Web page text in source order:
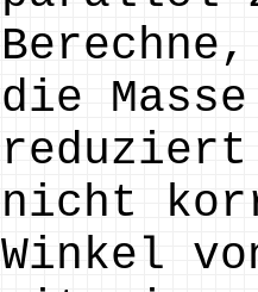
die
nicht
Winkel